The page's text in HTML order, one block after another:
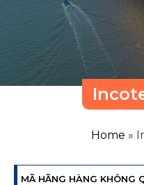
Home »
MÃ HÃNG HÀNG KHÔNG